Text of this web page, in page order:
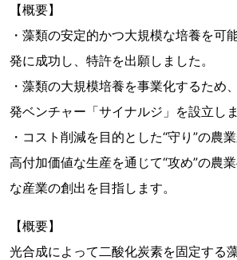
【概要】
・藻類の安定的かつ大規模な培養を可
発に成功し、特許を出願しました。
・藻類の大規模培養を事業化するため
発ベンチャー「サイナルジ」を設立しま
・コスト削減を目的とした“守り”の農
高付加価値な生産を通じて“攻め”の農
な産業の創出を目指します。
【概要】
光合成によって二酸化炭素を固定する